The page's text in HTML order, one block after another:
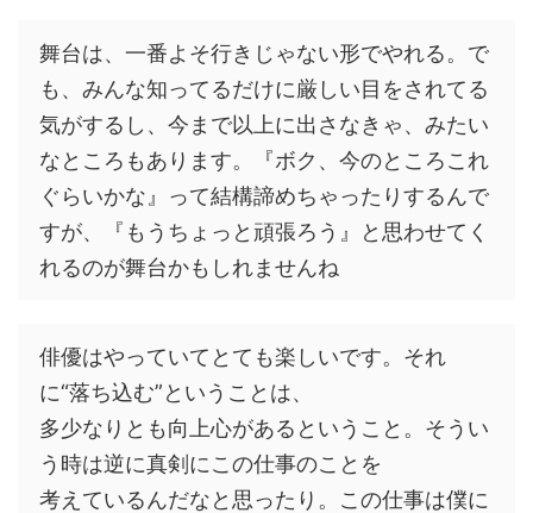
舞台は、一番よそ行きじゃない形でやれる。で
も、みんな知ってるだけに厳しい目をされてる
気がするし、今まで以上に出さなきゃ、みたい
なところもあります。『ボク、今のところこれ
ぐらいかな』って結構諦めちゃったりするんで
すが、『もうちょっと頑張ろう』と思わせてく
れるのが舞台かもしれませんね
俳優はやっていてとても楽しいです。それ
に“落ち込む”ということは、
多少なりとも向上心があるということ。そうい
う時は逆に真剣にこの仕事のことを
考えているんだなと思ったり。この仕事は僕に